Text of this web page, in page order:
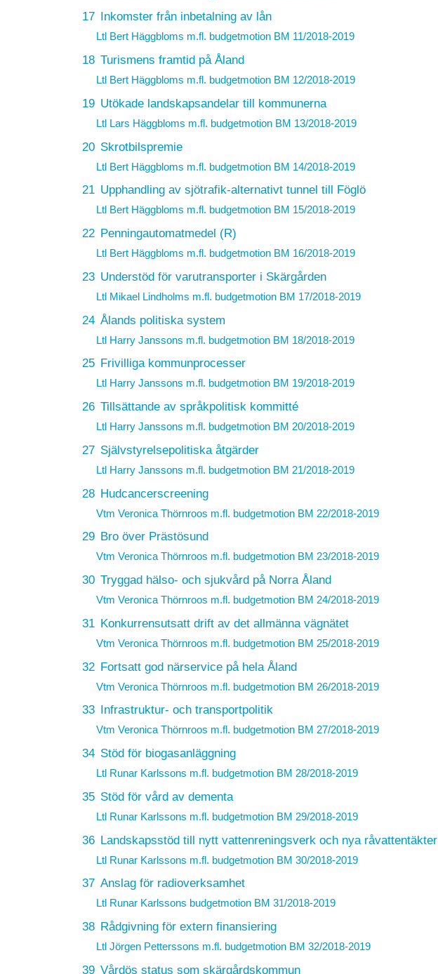
17 Inkomster från inbetalning av lån
Ltl Bert Häggbloms m.fl. budgetmotion BM 11/2018-2019
18 Turismens framtid på Åland
Ltl Bert Häggbloms m.fl. budgetmotion BM 12/2018-2019
19 Utökade landskapsandelar till kommunerna
Ltl Lars Häggbloms m.fl. budgetmotion BM 13/2018-2019
20 Skrotbilspremie
Ltl Bert Häggbloms m.fl. budgetmotion BM 14/2018-2019
21 Upphandling av sjötrafik-alternativt tunnel till Föglö
Ltl Bert Häggbloms m.fl. budgetmotion BM 15/2018-2019
22 Penningautomatmedel (R)
Ltl Bert Häggbloms m.fl. budgetmotion BM 16/2018-2019
23 Understöd för varutransporter i Skärgården
Ltl Mikael Lindholms m.fl. budgetmotion BM 17/2018-2019
24 Ålands politiska system
Ltl Harry Janssons m.fl. budgetmotion BM 18/2018-2019
25 Frivilliga kommunprocesser
Ltl Harry Janssons m.fl. budgetmotion BM 19/2018-2019
26 Tillsättande av språkpolitisk kommitté
Ltl Harry Janssons m.fl. budgetmotion BM 20/2018-2019
27 Självstyrelsepolitiska åtgärder
Ltl Harry Janssons m.fl. budgetmotion BM 21/2018-2019
28 Hudcancerscreening
Vtm Veronica Thörnroos m.fl. budgetmotion BM 22/2018-2019
29 Bro över Prästösund
Vtm Veronica Thörnroos m.fl. budgetmotion BM 23/2018-2019
30 Tryggad hälso- och sjukvård på Norra Åland
Vtm Veronica Thörnroos m.fl. budgetmotion BM 24/2018-2019
31 Konkurrensutsatt drift av det allmänna vägnätet
Vtm Veronica Thörnroos m.fl. budgetmotion BM 25/2018-2019
32 Fortsatt god närservice på hela Åland
Vtm Veronica Thörnroos m.fl. budgetmotion BM 26/2018-2019
33 Infrastruktur- och transportpolitik
Vtm Veronica Thörnroos m.fl. budgetmotion BM 27/2018-2019
34 Stöd för biogasanläggning
Ltl Runar Karlssons m.fl. budgetmotion BM 28/2018-2019
35 Stöd för vård av dementa
Ltl Runar Karlssons m.fl. budgetmotion BM 29/2018-2019
36 Landskapsstöd till nytt vattenreningsverk och nya råvattentäkter
Ltl Runar Karlssons m.fl. budgetmotion BM 30/2018-2019
37 Anslag för radioverksamhet
Ltl Runar Karlssons budgetmotion BM 31/2018-2019
38 Rådgivning för extern finansiering
Ltl Jörgen Petterssons m.fl. budgetmotion BM 32/2018-2019
39 Vårdös status som skärgårdskommun